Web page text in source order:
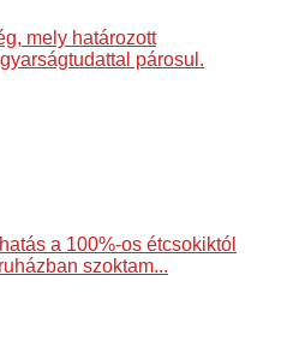
mely határozott
párosul.
a 100%-os étcsokiktól
szoktam...